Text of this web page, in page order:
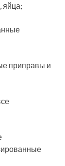
яйца;
приправы и